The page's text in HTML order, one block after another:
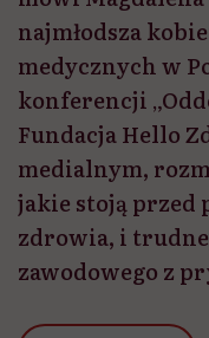
najmłodsza
medycznych w
konferencji
Fundacja Hello
medialnym,
jakie stoją
zdrowia, i
zawodowego z